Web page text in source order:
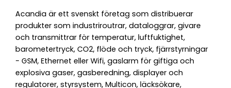
Acandia är ett svenskt företag som distribuerar
produkter som industriroutrar, dataloggrar, givare
och transmittrar för temperatur, luftfuktighet,
barometertryck, CO2, flöde och tryck, fjärrstyrningar
- GSM, Ethernet eller Wifi, gaslarm för giftiga och
explosiva gaser, gasberedning, displayer och
regulatorer, styrsystem, Multicon, läcksökare,